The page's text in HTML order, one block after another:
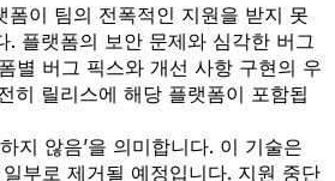
폼이 팀의 전폭적인 지원을 받지 못
. 플랫폼의 보안 문제와 심각한 버그
별 버그 픽스와 개선 사항 구현의 우
히 릴리스에 해당 플랫폼이 포함됩
지 않음’을 의미합니다. 이 기술은
부로 제거될 예정입니다. 지원 중단